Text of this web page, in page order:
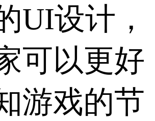
UI设计，
可以更好
游戏的节